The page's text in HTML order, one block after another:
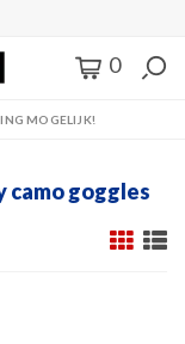
0
MOGELIJK!
camo goggles